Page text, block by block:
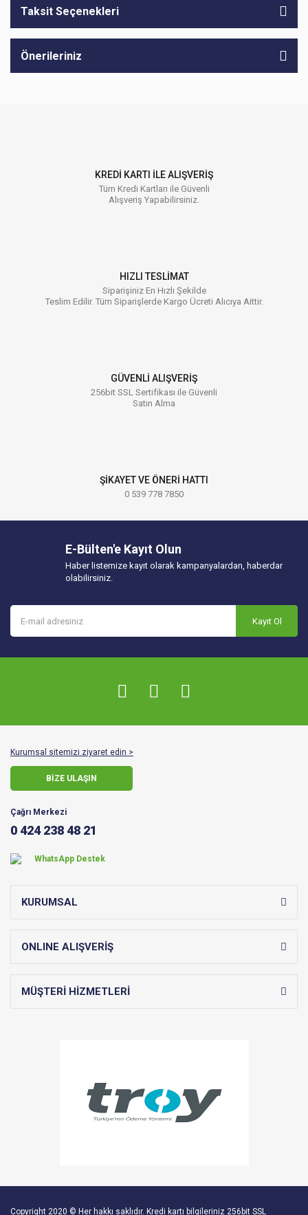
Taksit Seçenekleri
Önerileriniz
KREDİ KARTI İLE ALIŞVERİŞ
Tüm Kredi Kartları ile Güvenli
Alışveriş Yapabilirsiniz.
HIZLI TESLİMAT
Siparişiniz En Hızlı Şekilde
Teslim Edilir. Tüm Siparişlerde Kargo Ücreti Alıcıya Aittir.
GÜVENLİ ALIŞVERİŞ
256bit SSL Sertifikası ile Güvenli
Satın Alma
ŞİKAYET VE ÖNERİ HATTI
0 539 778 7850
E-Bülten'e Kayıt Olun
Haber listemize kayıt olarak kampanyalardan, haberdar
olabilirsiniz.
Kayıt Ol
Kurumsal sitemizi ziyaret edin >
BİZE ULAŞIN
Çağrı Merkezi
0 424 238 48 21
WhatsApp Destek
KURUMSAL
ONLINE ALIŞVERİŞ
MÜŞTERİ HİZMETLERİ
Copyright 2020 © Her hakkı saklıdır. Kredi kartı bilgileriniz 256bit SSL